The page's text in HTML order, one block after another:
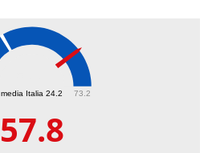
media Italia 24.2 73.2
57.8